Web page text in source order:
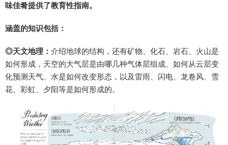
味佳肴提供了教育性指南。
涵盖的知识包括：
◎天文地理： 介绍地球的结构，还有矿物、化石、岩石、火山是
如何形成，天空的大气层是由哪几种气体层组成、如何从云层变
化预测天气、水是如何改变形态，以及雷雨、闪电、龙卷风、雪
花、彩虹、夕阳等是如何形成的。